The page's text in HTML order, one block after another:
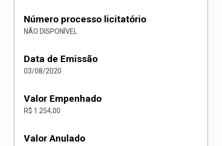
Número processo licitatório
NÃO DISPONÍVEL
Data de Emissão
03/08/2020
Valor Empenhado
R$ 1.254,00
Valor Anulado